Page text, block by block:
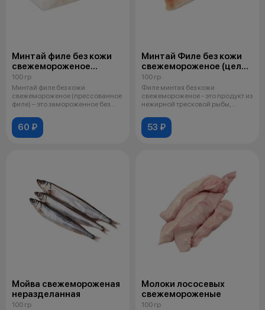
Минтай филе без кожи
свежемороженое
(прессованное филе)
100 гр
Минтай филе без кожи
свежемороженое (прессованное
филе) – это замороженное без
60 ₽
Минтай Филе без кожи
свежемороженое (целое
филе)
100 гр
Филе минтая без кожи
свежемороженое - это продукт из
нежирной тресковой рыбы,
53 ₽
Мойва свежемороженая
неразделанная
100 гр
Молоки лососевых
свежемороженые
100 гр